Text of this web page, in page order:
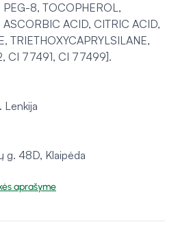
PEG-8, TOCOPHEROL,
ACID, CITRIC ACID,
TRIETHOXYCAPRYLSILANE,
CI 77491, CI 77499].
Lenkija
g. 48D, Klaipėda
aprašyme